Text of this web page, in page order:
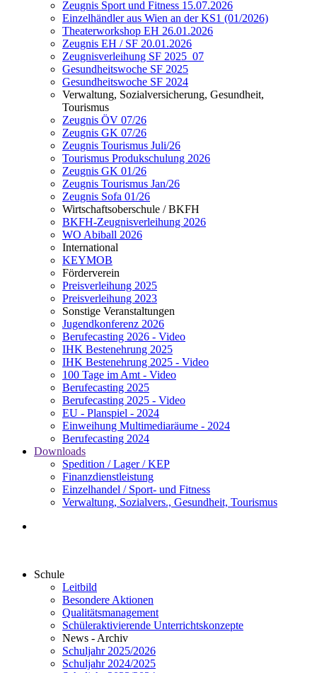
Zeugnis Sport und Fitness 15.07.2026
Einzelhändler aus Wien an der KS1 (01/2026)
Theaterworkshop EH 26.01.2026
Zeugnis EH / SF 20.01.2026
Zeugnisverleihung SF 2025_07
Gesundheitswoche SF 2025
Gesundheitswoche SF 2024
Verwaltung, Sozialversicherung, Gesundheit,
Tourismus
Zeugnis ÖV 07/26
Zeugnis GK 07/26
Zeugnis Tourismus Juli/26
Tourismus Produkschulung 2026
Zeugnis GK 01/26
Zeugnis Tourismus Jan/26
Zeugnis Sofa 01/26
Wirtschaftsoberschule / BKFH
BKFH-Zeugnisverleihung 2026
WO Abiball 2026
International
KEYMOB
Förderverein
Preisverleihung 2025
Preisverleihung 2023
Sonstige Veranstaltungen
Jugendkonferenz 2026
Berufecasting 2026 - Video
IHK Bestenehrung 2025
IHK Bestenehrung 2025 - Video
100 Tage im Amt - Video
Berufecasting 2025
Berufecasting 2025 - Video
EU - Planspiel - 2024
Einweihung Multimediaräume - 2024
Berufecasting 2024
Downloads
Spedition / Lager / KEP
Finanzdienstleistung
Einzelhandel / Sport- und Fitness
Verwaltung, Sozialvers., Gesundheit, Tourismus
Schule
Leitbild
Besondere Aktionen
Qualitätsmanagement
Schüleraktivierende Unterrichtskonzepte
News - Archiv
Schuljahr 2025/2026
Schuljahr 2024/2025